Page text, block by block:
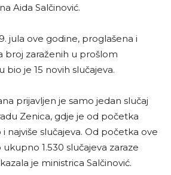
Aida Salčinović.
jula ove godine, proglašena i
broj zaraženih u prošlom
je 15 novih slučajeva.
prijavljen je samo jedan slučaj
Zenica, gdje je od početka
najviše slučajeva. Od početka ove
1.530 slučajeva zaraze
je ministrica Salčinović.